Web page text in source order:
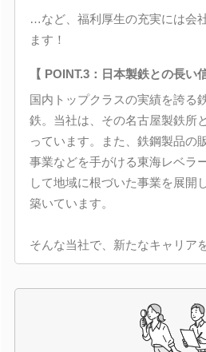
…など、福利厚生の充実には会
ます！
【 POINT.3：日本製鉄との長い
国内トップクラスの実績を誇る
鉄。当社は、その名古屋製鉄所
っています。また、鉄鋼製品の
事業などを手がける東海レベラ
して地域に根づいた事業を展開
築いています。
そんな当社で、新たなキャリア